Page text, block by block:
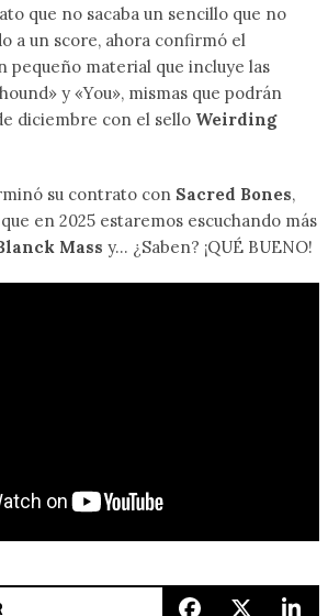
que no sacaba un sencillo que no
a un score, ahora confirmó el
pequeño material que incluye las
y «You», mismas que podrán
diciembre con el sello Weirding
su contrato con Sacred Bones,
en 2025 estaremos escuchando más
Mass y… ¿Saben? ¡QUÉ BUENO!